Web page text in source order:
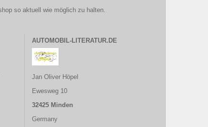
so aktuell wie möglich zu halten.
AUTOMOBIL-LITERATUR.DE
Jan Oliver Höpel
Ewesweg 10
32425 Minden
Germany